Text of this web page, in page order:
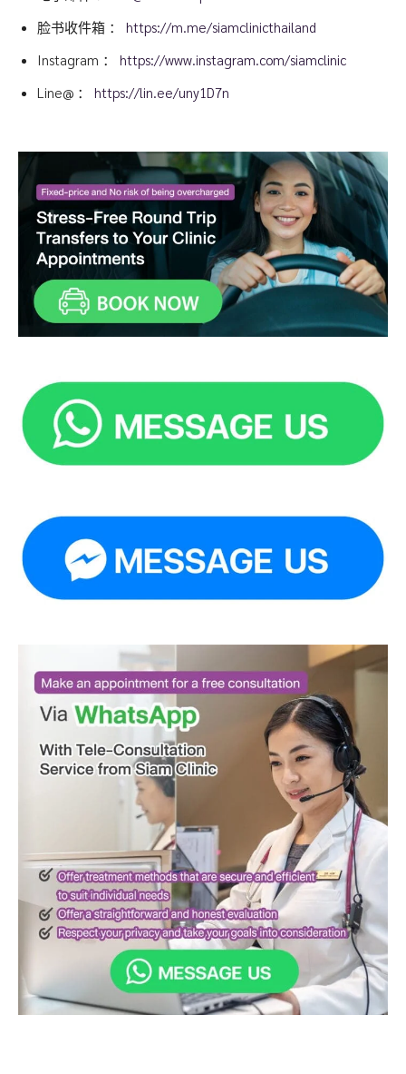
脸书收件箱 ： https://m.me/siamclinicthailand
Instagram ： https://www.instagram.com/siamclinic
Line@ ： https://lin.ee/uny1D7n